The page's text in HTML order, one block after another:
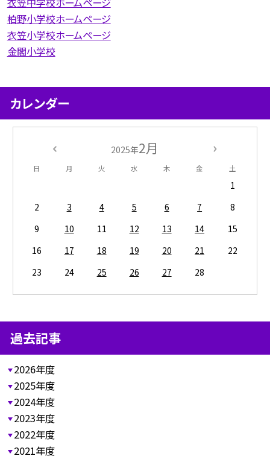
柏野小学校ホームページ
衣笠小学校ホームページ
金閣小学校
カレンダー
2025年2月
日 月 火 水 木 金 土
1
2
3 4 5 6 7
8
9
10 11 12 13 14
15
16
17 18 19 20 21
22
23
24 25 26 27 28
過去記事
2026年度
2025年度
2024年度
2023年度
2022年度
2021年度